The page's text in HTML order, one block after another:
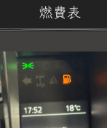
燃費表